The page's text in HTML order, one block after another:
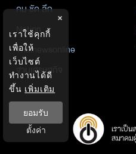
คม ชัด ลึก
Nation
Thainewsonline
ฐานเศรษฐกิจ
×
เราใช้คุกกี้
เพื่อให้
เว็บไซต์
ทำงานได้ดี
ขึ้น เพิ่มเติม
ยอมรับ
ตั้งค่า